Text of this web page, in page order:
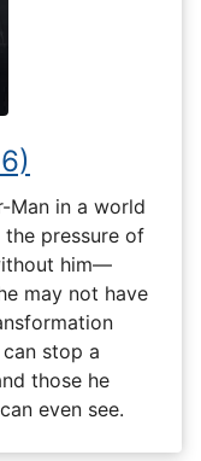
Man in a world
pressure of
him—
may not have
stop a
those he
even see.